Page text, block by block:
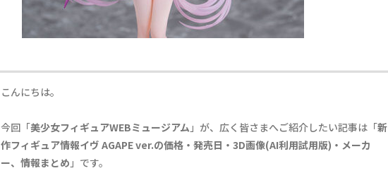
こんにちは。
今回「美少女フィギュアWEBミュージアム 」が、広く皆さまへご紹介したい記事は「新
作フィギュア情報イヴ AGAPE ver.の価格・発売日・3D画像(AI利用試用版)・メーカ
ー、情報まとめ 」です。